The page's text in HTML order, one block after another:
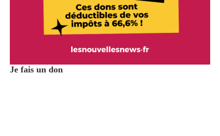
Je fais un don